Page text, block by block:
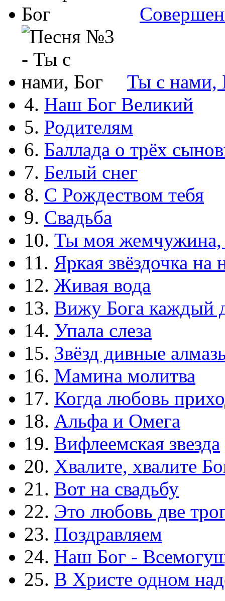
Ты с нами,
4. Наш Бог Великий
5. Родителям
6. Баллада о трёх
7. Белый снег
8. С Рождеством тебя
9. Свадьба
10. Ты моя жемчужина,
11. Яркая звёздочка на
12. Живая вода
13. Вижу Бога каждый
14. Упала слеза
15. Звёзд дивные
16. Мамина молитва
17. Когда любовь
18. Альфа и Омега
19. Вифлеемская звезда
20. Хвалите, хвалите
21. Вот на свадьбу
22. Это любовь две
23. Поздравляем
24. Наш Бог -
25. В Христе одном